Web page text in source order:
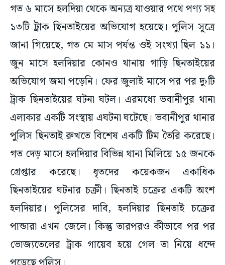
গত ৬ মাসে হলদিয়া থেকে অন্যত্র যাওয়ার পথে পণ্য সহ
১৩টি ট্রাক ছিনতাইয়ের অভিযোগ হয়েছে। পুলিস সূত্রে
জানা গিয়েছে, গত মে মাস পর্যন্ত ওই সংখ্যা ছিল ১১।
জুন মাসে হলদিয়ার কোনও থানায় গাড়ি ছিনতাইয়ের
অভিযোগ জমা পড়েনি। ফের জুলাই মাসে পর পর দু›টি
ট্রাক ছিনতাইয়ের ঘটনা ঘটল। এরমধ্যে ভবানীপুর থানা
এলাকার একটি সংস্থায় এঘটনা ঘটেছে। ভবানীপুর থানার
পুলিস ছিনতাই রুখতে বিশেষ একটি টিম তৈরি করেছে।
গত দেড় মাসে হলদিয়ার বিভিন্ন থানা মিলিয়ে ১৫ জনকে
গ্রেপ্তার করেছে। ধৃতদের কয়েকজন একাধিক
ছিনতাইয়ের ঘটনার চক্রী। ছিনতাই চক্রের একটি অংশ
হলদিয়ার। পুলিসের দাবি, হলদিয়ার ছিনতাই চক্রের
পান্ডারা এখন জেলে। কিন্তু তারপরও কীভাবে পর পর
ভোজ্যতেলের ট্রাক গায়েব হয়ে গেল তা নিয়ে ধন্দে